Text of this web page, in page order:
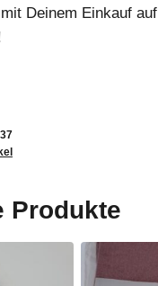
Deinem Einkauf auf
Produkte